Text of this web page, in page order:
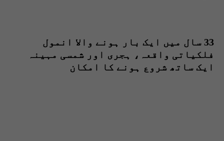
33 سال میں ایک بار ہونے والا انمول
فلکیاتی واقعہ، ہجری اور شمسی مہینہ
ایک ساتھ شروع ہونے کا امکان